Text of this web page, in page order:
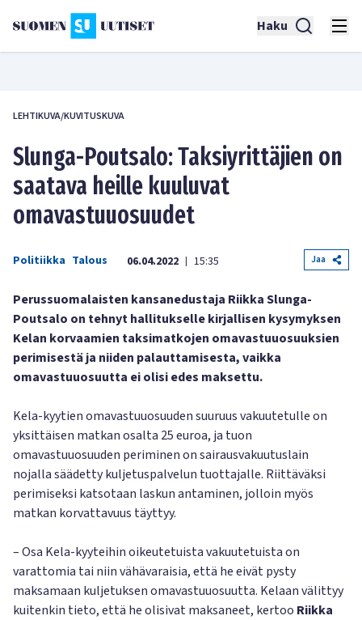
Haku
LEHTIKUVA/KUVITUSKUVA
Slunga-Poutsalo: Taksiyrittäjien on
saatava heille kuuluvat
omavastuuosuudet
Politiikka Talous 06.04.2022 | 15:35 Jaa
Perussuomalaisten kansanedustaja Riikka Slunga-
Poutsalo on tehnyt hallitukselle kirjallisen kysymyksen
Kelan korvaamien taksimatkojen omavastuuosuuksien
perimisestä ja niiden palauttamisesta, vaikka
omavastuuosuutta ei olisi edes maksettu.
Kela-kyytien omavastuuosuuden suuruus vakuutetulle on
yksittäisen matkan osalta 25 euroa, ja tuon
omavastuuosuuden periminen on sairausvakuutuslain
nojalla säädetty kuljetuspalvelun tuottajalle. Riittäväksi
perimiseksi katsotaan laskun antaminen, jolloin myös
matkan korvattavuus täyttyy.
– Osa Kela-kyyteihin oikeutetuista vakuutetuista on
varattomia tai niin vähävaraisia, että he eivät pysty
maksamaan kuljetuksen omavastuuosuutta. Kelaan välittyy
kuitenkin tieto, että he olisivat maksaneet, kertoo Riikka